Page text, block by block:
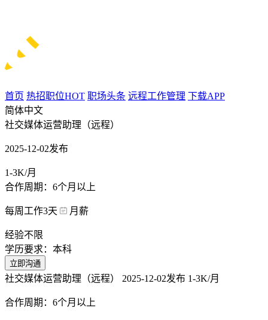
首页 热招职位HOT 职场头条 远程工作管理 下载APP
简体中文
社交媒体运营助理（远程）
2025-12-02发布
1-3K/月
合作周期：6个月以上
每周工作3天 月薪
经验不限
学历要求：本科
立即沟通
社交媒体运营助理（远程） 2025-12-02发布 1-3K/月
合作周期：6个月以上